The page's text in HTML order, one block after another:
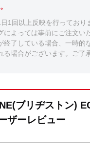
1回以上反映を行っており
によっては事前にご注文い
終了している場合、一時的
る場合がございます。ご了
ブリヂストン)
ザーレビュー